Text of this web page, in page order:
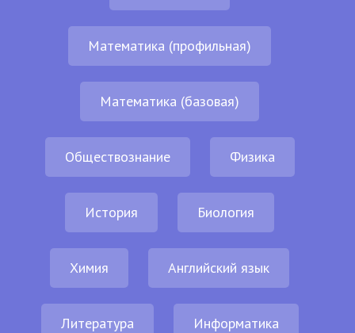
Математика (профильная)
Математика (базовая)
Обществознание Физика
История Биология
Химия Английский язык
Литература Информатика